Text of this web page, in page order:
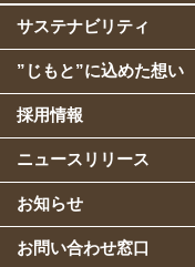
サステナビリティ
”じもと”に込めた想い
採用情報
ニュースリリース
お知らせ
お問い合わせ窓口